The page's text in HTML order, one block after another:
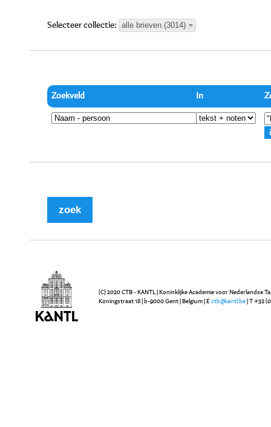
Selecteer collectie: alle brieven (3014)
Zoekveld In
(C) 2020 CTB - KANTL | Koninklijke Academie voor Nederlandse
Koningstraat 18 | b-9000 Gent | Belgium | E ctb@kantl.be | T +32